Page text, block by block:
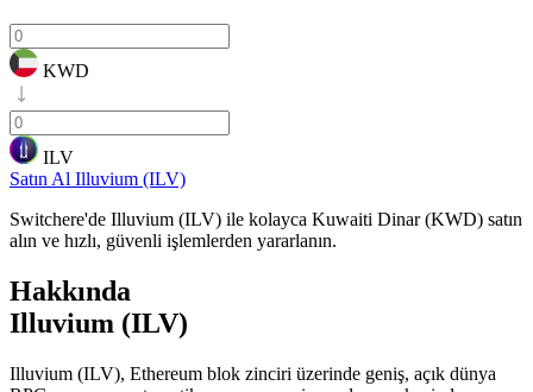
KWD
ILV
Satın Al Illuvium (ILV)
Switchere'de Illuvium (ILV) ile kolayca Kuwaiti Dinar (KWD) satın
alın ve hızlı, güvenli işlemlerden yararlanın.
Hakkında
Illuvium (ILV)
Illuvium (ILV), Ethereum blok zinciri üzerinde geniş, açık dünya